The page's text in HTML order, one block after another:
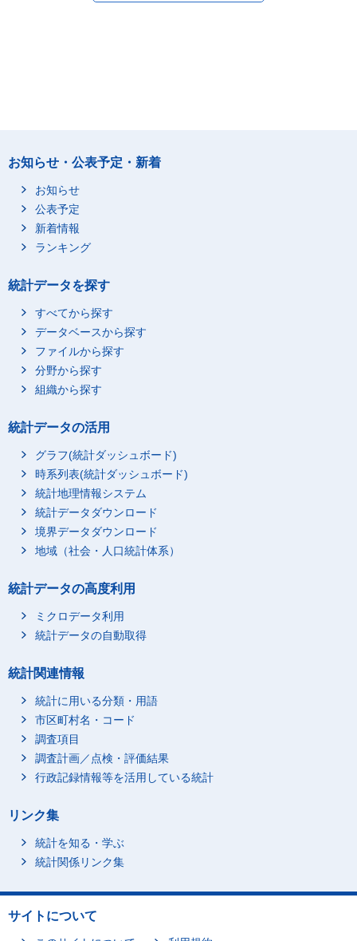
お知らせ・公表予定・新着
お知らせ
公表予定
新着情報
ランキング
統計データを探す
すべてから探す
データベースから探す
ファイルから探す
分野から探す
組織から探す
統計データの活用
グラフ(統計ダッシュボード)
時系列表(統計ダッシュボード)
統計地理情報システム
統計データダウンロード
境界データダウンロード
地域（社会・人口統計体系）
統計データの高度利用
ミクロデータ利用
統計データの自動取得
統計関連情報
統計に用いる分類・用語
市区町村名・コード
調査項目
調査計画／点検・評価結果
行政記録情報等を活用している統計
リンク集
統計を知る・学ぶ
統計関係リンク集
サイトについて